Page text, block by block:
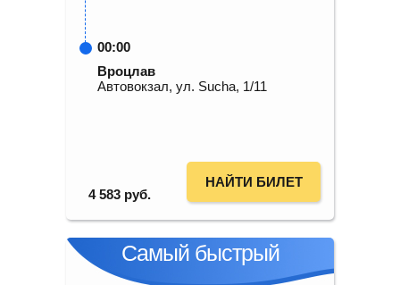
00:00
Вроцлав
Автовокзал, ул. Sucha, 1/11
4 583 руб.
НАЙТИ БИЛЕТ
Самый быстрый